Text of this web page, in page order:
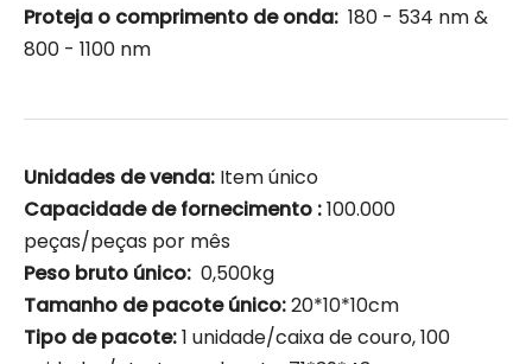
Proteja o comprimento de onda: 180 - 534 nm &
800 - 1100 nm
Unidades de venda: Item único
Capacidade de fornecimento :100.000
peças/peças por mês
Peso bruto único: 0,500kg
Tamanho de pacote único:20*10*10cm
Tipo de pacote:1 unidade/caixa de couro, 100